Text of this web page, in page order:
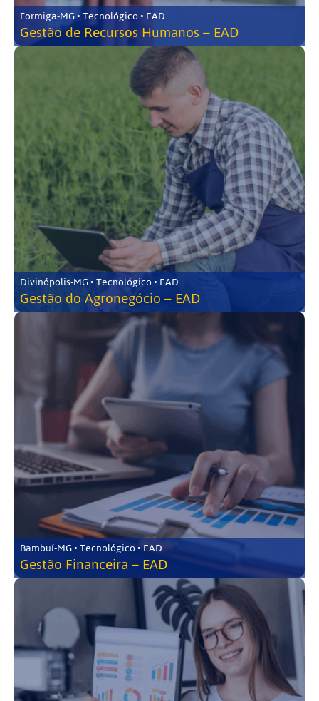
Formiga-MG • Tecnológico • EAD
Gestão de Recursos Humanos – EAD
Divinópolis-MG • Tecnológico • EAD
Gestão do Agronegócio – EAD
Bambuí-MG • Tecnológico • EAD
Gestão Financeira – EAD